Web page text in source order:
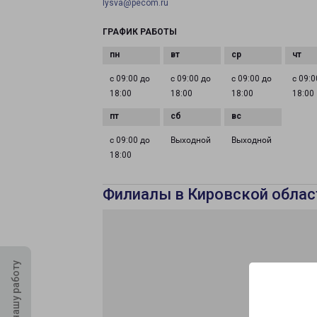
lysva@pecom.ru
ГРАФИК РАБОТЫ
с 09:00 до
18:00
с 09:00 до
18:00
с 09:00 до
18:00
с
18:00
с 09:00 до
18:00
Выходной Выходной
Филиалы в Кировской